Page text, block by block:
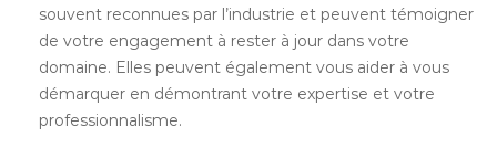
souvent reconnues par l’industrie et peuvent témoigner
de votre engagement à rester à jour dans votre
domaine. Elles peuvent également vous aider à vous
démarquer en démontrant votre expertise et votre
professionnalisme.